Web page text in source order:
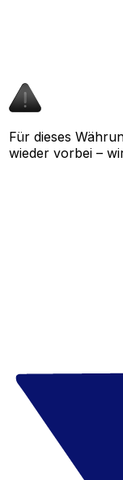
Für dieses
wieder vorbei –